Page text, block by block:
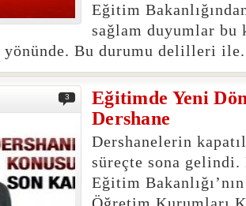
Eğitim
sağlam duyumlar bu
yönünde. Bu durumu delilleri
3
Eğitimde Yeni
Dershane
Dershanelerin
süreçte sona
Eğitim